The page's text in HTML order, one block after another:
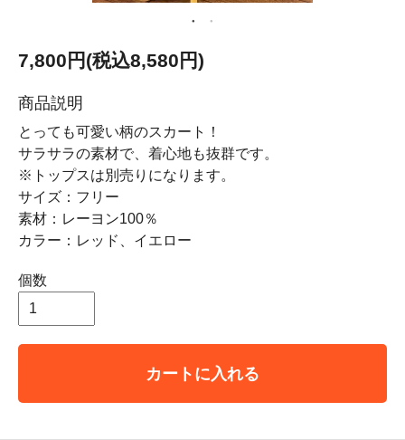
7,800円(税込8,580円)
商品説明
とっても可愛い柄のスカート！
サラサラの素材で、着心地も抜群です。
※トップスは別売りになります。
サイズ：フリー
素材：レーヨン100％
カラー：レッド、イエロー
個数
カートに入れる